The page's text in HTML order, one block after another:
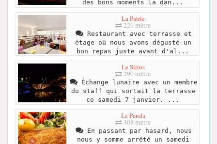
des bons moments la dan...
La Patrie
229 mètre
Restaurant avec terrasse et
étage où nous avons dégusté un
bon repas juste avant d'al...
Le Sirius
290 mètre
Échange lunaire avec un membre
du staff qui sortait la terrasse
ce samedi 7 janvier. ...
Le Panda
308 mètre
En passant par hasard, nous
nous y somme arrêté un samedi